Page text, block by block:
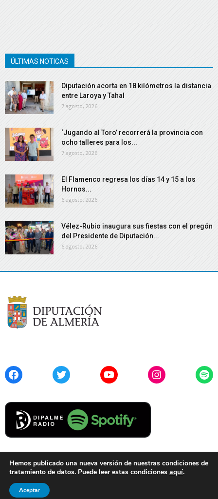
ÚLTIMAS NOTICAS
Diputación acorta en 18 kilómetros la distancia
entre Laroya y Tahal
7 agosto, 2026
‘Jugando al Toro’ recorrerá la provincia con
ocho talleres para los...
7 agosto, 2026
El Flamenco regresa los días 14 y 15 a los
Hornos...
6 agosto, 2026
Vélez-Rubio inaugura sus fiestas con el pregón
del Presidente de Diputación...
6 agosto, 2026
FacebookTwitter YouTubeInstagram
Cookies
© 2021 Diputación de Almería. Todos los derechos reservados.
Hemos publicado una nueva versión de nuestras condiciones de
tratamiento de datos. Puede leer estas condiciones aquí.
Aceptar